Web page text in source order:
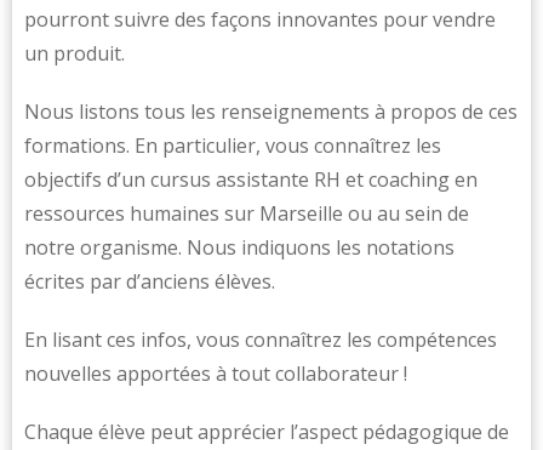
pourront suivre des façons innovantes pour vendre
un produit.
Nous listons tous les renseignements à propos de ces
formations. En particulier, vous connaîtrez les
objectifs d’un cursus assistante RH et coaching en
ressources humaines sur Marseille ou au sein de
notre organisme. Nous indiquons les notations
écrites par d’anciens élèves.
En lisant ces infos, vous connaîtrez les compétences
nouvelles apportées à tout collaborateur !
Chaque élève peut apprécier l’aspect pédagogique de